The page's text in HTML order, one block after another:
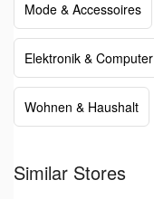
Mode & Accessoires
Elektronik & Computer
Wohnen & Haushalt
Similar Stores